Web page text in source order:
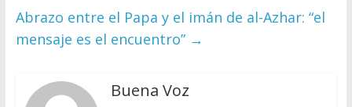
Abrazo entre el Papa y el imán de al-Azhar: “el
mensaje es el encuentro” →
Buena Voz